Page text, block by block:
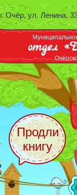
отдел
г. Очёр, ул. Ленина,
Продли
книгу